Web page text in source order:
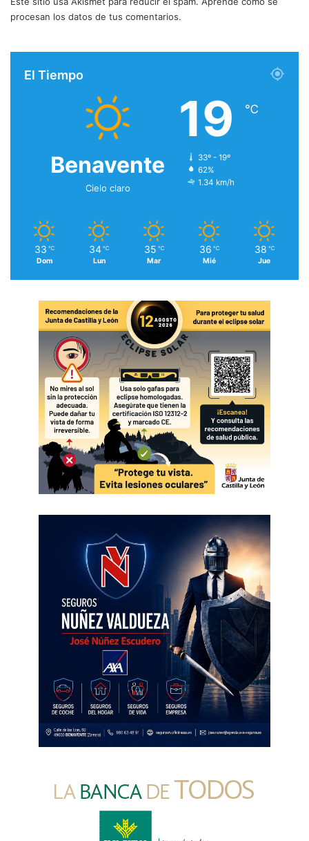
procesan los datos de tus comentarios.
El Tiempo
Benavente
Cielo claro
19 ℃
33º - 19º
62%
1.34 km/h
33 ℃
Dom
34 ℃
Lun
35 ℃
Mar
36 ℃
Mié
38 ℃
Jue